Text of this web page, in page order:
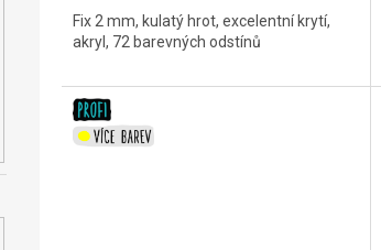
Fix 2 mm, kulatý hrot, excelentní krytí,
akryl, 72 barevných odstínů